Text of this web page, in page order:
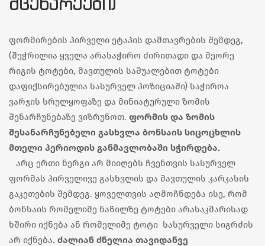
ფორმირების პირველი ეტაპის დამთავრების შემდეგ,
(შეჭრილია ყველა არასაჭირო ძირითადი და მეორე
რიგის ტოტები, მავთულის საშუალებით ტოტები
დაფიქსირებულია სასურველ პოზიციაში) საჭიროა
ვარჯის სრულყოფაზე და მინიატურული ზომის
შენარჩუნებაზე ვიზრუნოთ. ფორმის და ზომის
შესანარჩუნებელი გასხვლა ბონსაის სიცოცხლის
მთელი პერიოდის განმავლობაში სჭირდება.
არც ერთი ნერგი არ მიიღებს ჩვენთვის სასურველ
ფორმას პირველივე გასხვლის და მავთულის კარკასის
გაკეთების შემდეგ. ყოველთვის აღმოჩნდება ისე, რომ
ბონსაის რომელიმე ნაწილზე ტოტები არასაკმარისად
ხშირი იქნება ან რომელიმე ტოტი სასურველი სიგრძის
არ იქნება. ძალიან ძნელია თავიდანვე